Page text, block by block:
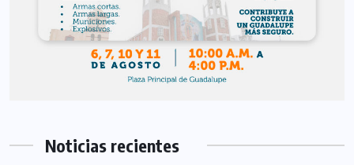
Noticias recientes